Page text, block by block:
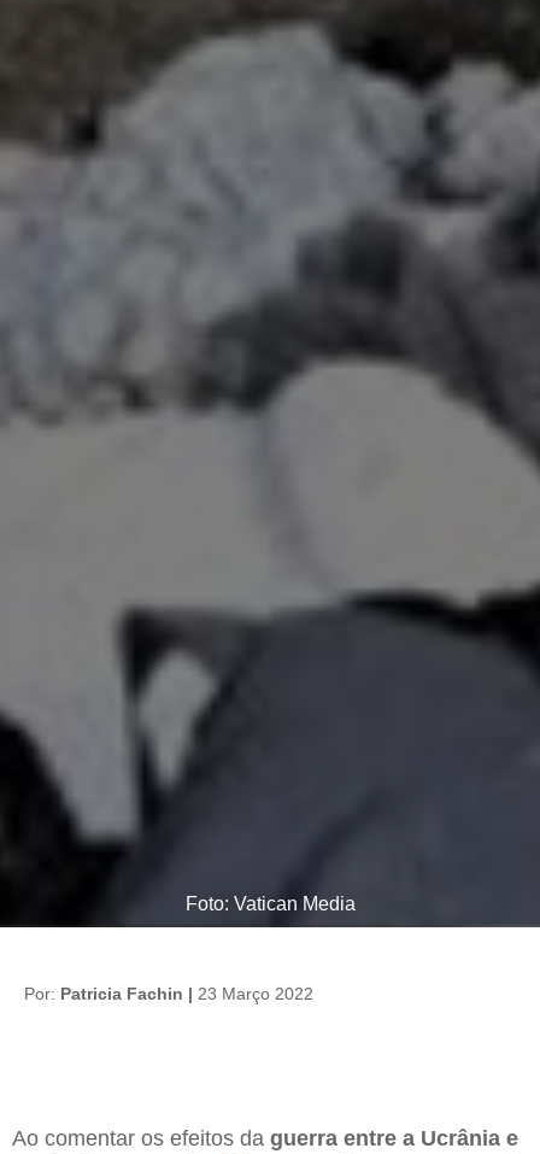
Foto: Vatican Media
Por: Patricia Fachin | 23 Março 2022
Ao comentar os efeitos da guerra entre a Ucrânia e